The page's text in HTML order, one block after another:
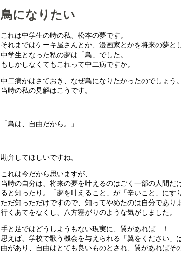
鳥になりたい
これは中学生の時の私、松本の夢です。
それまではケーキ屋さんとか、漫画家とかを将来の夢と
中学生となった私の夢は「鳥」でした。
もしかしなくてもこれって中二病ですか。
中二病かはさておき、なぜ鳥になりたかったのでしょう。
当時の私の見解はこうです。
「鳥は、自由だから。」
勘弁してほしいですね。
これは今だから思いますが、
当時の自分は、将来の夢を叶えるのはごく一部の人間
ると知ったり。「夢を叶えること」が「辛いこと」にす
ただ知っただけですので、知ってやめたのは自分であり
行くあてをなくし、八方塞がりのような気がしました。
手と足ではどうしようもない現実に、翼があれば…！
思えば、学校で歌う機会を与えられる「翼をください
由があり、自由はとても良いものとされ、翼があればそ